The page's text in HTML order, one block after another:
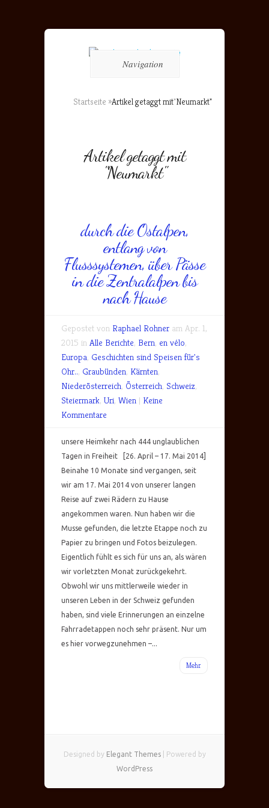
Navigation
Startseite »Artikel getaggt mit"Neumarkt"
Artikel getaggt mit
"Neumarkt"
durch die Ostalpen,
entlang von
Flusssystemen, über Pässe
in die Zentralalpen bis
nach Hause
Gepostet von Raphael Rohner am Apr. 1,
2015 in Alle Berichte, Bern, en vélo,
Europa, Geschichten sind Speisen für's
Ohr.., Graubünden, Kärnten,
Niederösterreich, Österreich, Schweiz,
Steiermark, Uri, Wien | Keine
Kommentare
unsere Heimkehr nach 444 unglaublichen
Tagen in Freiheit [26. April – 17. Mai 2014]
Beinahe 10 Monate sind vergangen, seit
wir am 17. Mai 2014 von unserer langen
Reise auf zwei Rädern zu Hause
angekommen waren. Nun haben wir die
Musse gefunden, die letzte Etappe noch zu
Papier zu bringen und Fotos beizulegen.
Eigentlich fühlt es sich für uns an, als wären
wir vorletzten Monat zurückgekehrt.
Obwohl wir uns mittlerweile wieder in
unseren Leben in der Schweiz gefunden
haben, sind viele Erinnerungen an einzelne
Fahrradetappen noch sehr präsent. Nur um
es hier vorwegzunehmen –...
Mehr
Designed by Elegant Themes| Powered by
WordPress